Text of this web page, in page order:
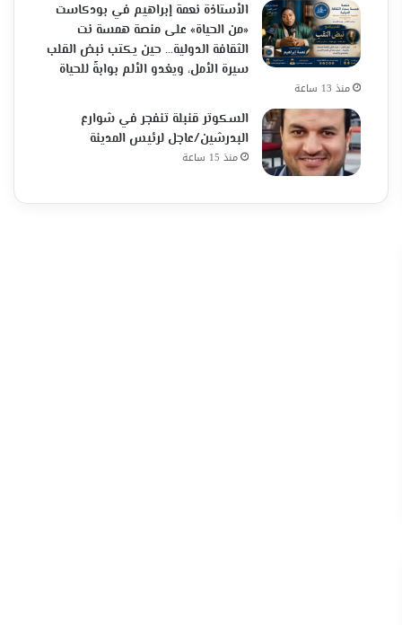
الأستاذة نعمة إبراهيم في بودكاست
«من الحياة» على منصة همسة نت
الثقافة الدولية… حين يكتب نبض القلب
سيرة الأمل، ويغدو الألم بوابةً للحياة
منذ 13 ساعة
السكوتر قنبلة تنفجر في شوارع
البدرشين/عاجل لرئيس المدينة
منذ 15 ساعة